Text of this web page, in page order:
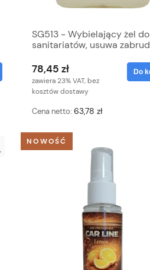
SG513 - Wybielający żel do
sanitariatów, usuwa
78,45 zł
zawiera 23% VAT, bez
kosztów dostawy
Cena netto: 63,78 zł
Do
NOWOŚĆ